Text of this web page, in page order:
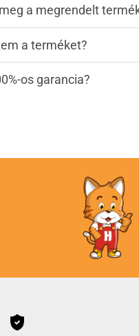
a megrendelt
a terméket?
os garancia?